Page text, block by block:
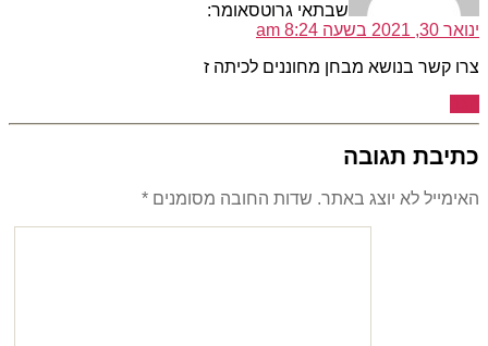
שבתאי גרוטסאומר:
ינואר 30, 2021 בשעה 8:24 am
צרו קשר בנושא מבחן מחוננים לכיתה ז
כתיבת תגובה
האימייל לא יוצג באתר. שדות החובה מסומנים *